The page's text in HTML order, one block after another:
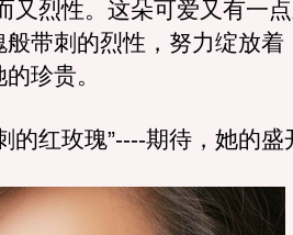
又烈性。这朵可爱又有一
带刺的烈性，努力绽放着
珍贵。
红玫瑰”----期待，她的盛